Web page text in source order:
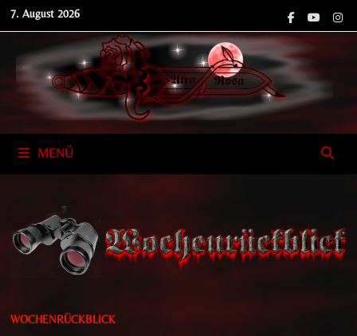
Zum
springen
7. August 2026
MENÜ
WOCHENRÜCKBLICK